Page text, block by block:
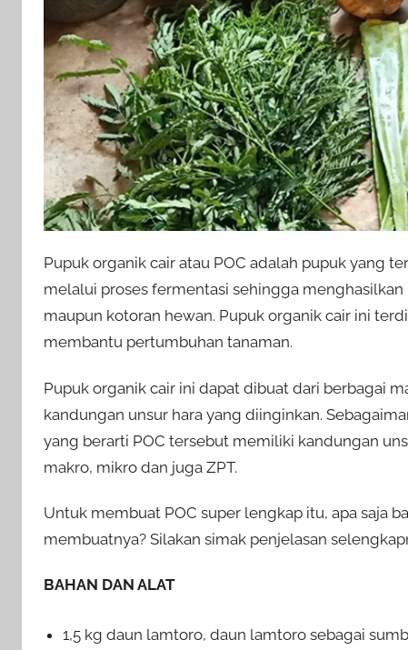
Pupuk organik cair atau POC adalah pupuk yang
melalui proses fermentasi sehingga
maupun kotoran hewan. Pupuk organik cair ini
membantu pertumbuhan tanaman.
Pupuk organik cair ini dapat dibuat dari berbagai
kandungan unsur hara yang diinginkan.
yang berarti POC tersebut memiliki kandungan
makro, mikro dan juga ZPT.
Untuk membuat POC super lengkap itu, apa saja
membuatnya? Silakan simak penjelasan
BAHAN DAN ALAT
1,5 kg daun lamtoro, daun lamtoro sebagai